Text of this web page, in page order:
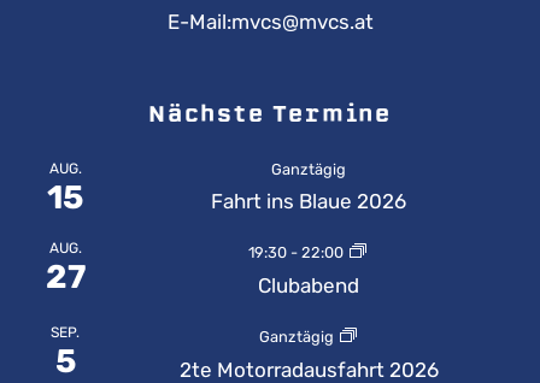
E-Mail:mvcs@mvcs.at
Nächste Termine
AUG.
15
Ganztägig
Fahrt ins Blaue 2026
AUG.
27
19:30 - 22:00
Clubabend
SEP.
5
Ganztägig
2te Motorradausfahrt 2026